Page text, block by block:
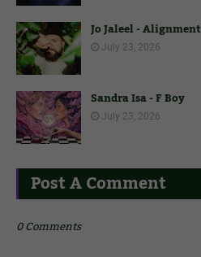
Jo Jaleel - Alignment
July 23, 2026
Sandra Isa - F Boy
July 23, 2026
Post A Comment
0 Comments